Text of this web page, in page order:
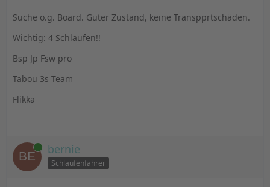
Suche o.g. Board. Guter Zustand, keine Transpprtschäden.
Wichtig: 4 Schlaufen!!
Bsp Jp Fsw pro
Tabou 3s Team
Flikka
Online bernie
Schlaufenfahrer